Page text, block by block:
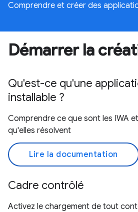
Comprendre et créer des
Démarrer la
Qu'est-ce qu'une
installable ?
Comprendre ce que sont les IWA
qu'elles résolvent
Lire la documentation
Cadre contrôlé
Activez le chargement de tout